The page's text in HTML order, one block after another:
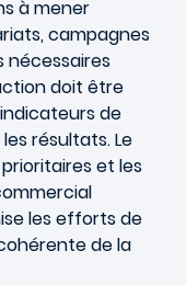
à mener
campagnes
nécessaires
doit être
de
résultats. Le
et les
les efforts de
de la